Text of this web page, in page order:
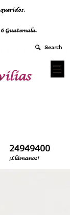
Guatemala.
24949400
¡Llámanos!